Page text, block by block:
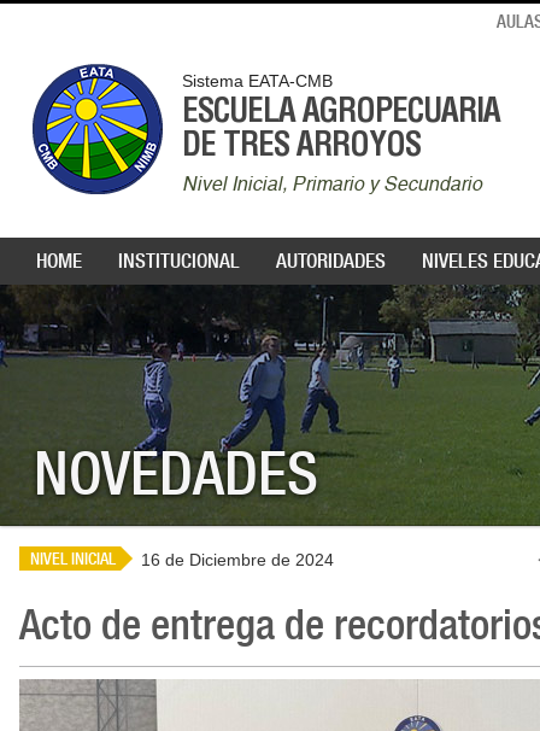
Sistema EATA-CMB
ESCUELA AGROPECUARIA
DE TRES ARROYOS
Nivel Inicial, Primario y Secundario
HOME INSTITUCIONAL AUTORIDADES NIVELES
NOVEDADES
NIVEL INICIAL 16 de Diciembre de 2024
Acto de entrega de